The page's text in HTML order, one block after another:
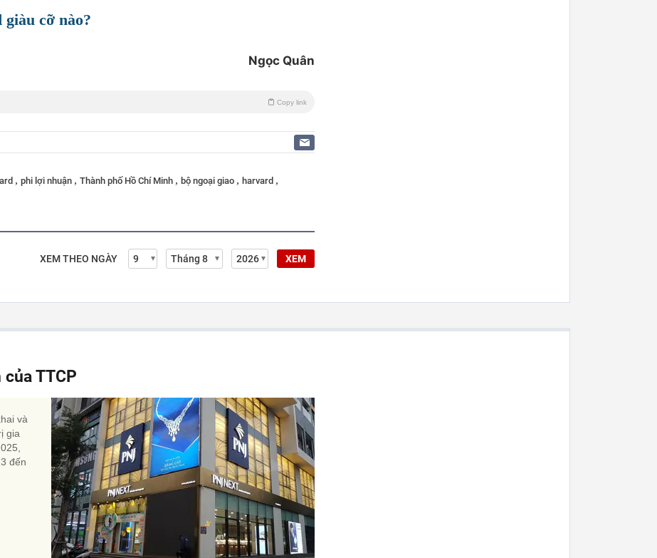
cỡ nào?
Ngọc Quân
Copy link
, phi lợi nhuận , Thành phố Hồ Chí Minh , bộ ngoại giao , harvard ,
XEM THEO NGÀY XEM
TTCP
và
gia
đến